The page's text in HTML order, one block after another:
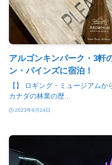
アルゴンキンパーク・3軒
ン・パインズに宿泊！
【】 ロギング・ミュージアム
カナダの林業の歴...
2023年9月24日